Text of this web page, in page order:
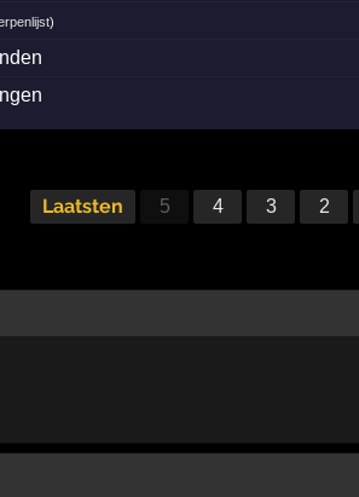
)
Laatsten 5 4 3 2